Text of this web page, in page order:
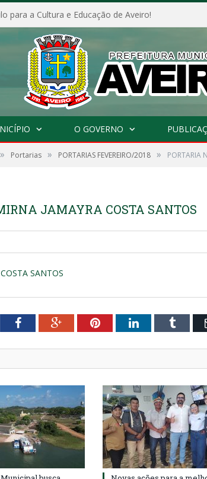
para a Cultura e Educação de Aveiro!
O GOVERNO
» Portarias » PORTARIAS FEVEREIRO/2018 » PORTARIA
JAMAYRA COSTA SANTOS
SANTOS
FacebookGoogle+PinterestLinkedIn